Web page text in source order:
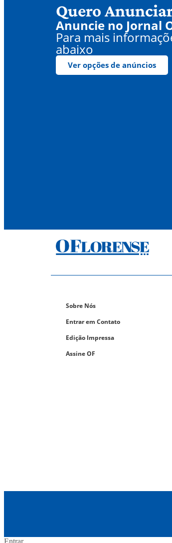
Quero
Anuncie no Jornal
Para mais
abaixo
Ver opções de anúncios
Sobre Nós
Entrar em Contato
Edição Impressa
Assine OF
Entrar